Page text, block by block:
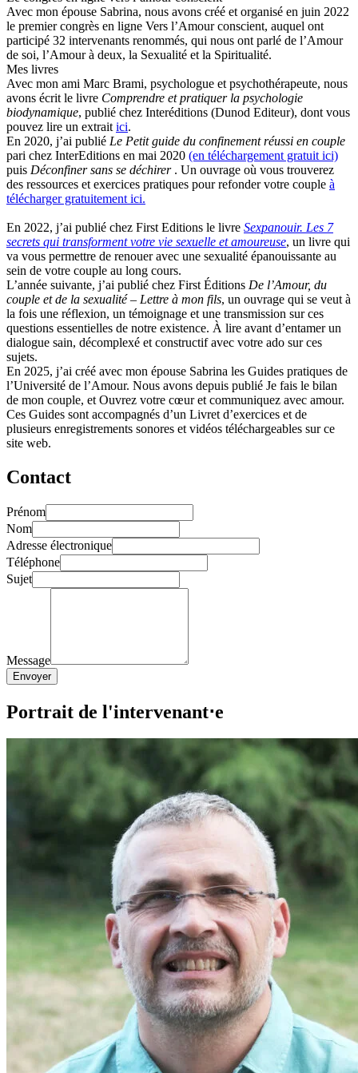
Avec mon épouse Sabrina, nous avons créé et organisé en juin 2022
le premier congrès en ligne Vers l’Amour conscient, auquel ont
participé 32 intervenants renommés, qui nous ont parlé de l’Amour
de soi, l’Amour à deux, la Sexualité et la Spiritualité.
Mes livres
Avec mon ami Marc Brami, psychologue et psychothérapeute, nous
avons écrit le livre Comprendre et pratiquer la psychologie
biodynamique, publié chez Interéditions (Dunod Editeur), dont vous
pouvez lire un extrait ici.
En 2020, j’ai publié Le Petit guide du confinement réussi en couple
pari chez InterEditions en mai 2020 (en téléchargement gratuit ici)
puis Déconfiner sans se déchirer. Un ouvrage où vous trouverez
des ressources et exercices pratiques pour refonder votre couple à
télécharger gratuitement ici.
En 2022, j’ai publié chez First Editions le livre Sexpanouir. Les 7
secrets qui transforment votre vie sexuelle et amoureuse, un livre qui
va vous permettre de renouer avec une sexualité épanouissante au
sein de votre couple au long cours.
L’année suivante, j’ai publié chez First Éditions De l’Amour, du
couple et de la sexualité – Lettre à mon fils, un ouvrage qui se veut à
la fois une réflexion, un témoignage et une transmission sur ces
questions essentielles de notre existence. À lire avant d’entamer un
dialogue sain, décomplexé et constructif avec votre ado sur ces
sujets.
En 2025, j’ai créé avec mon épouse Sabrina les Guides pratiques de
l’Université de l’Amour. Nous avons depuis publié Je fais le bilan
de mon couple, et Ouvrez votre cœur et communiquez avec amour.
Ces Guides sont accompagnés d’un Livret d’exercices et de
plusieurs enregistrements sonores et vidéos téléchargeables sur ce
site web.
Contact
Prénom
Nom
Adresse électronique
Téléphone
Sujet
Message
Envoyer
Portrait de l'intervenant⋅e